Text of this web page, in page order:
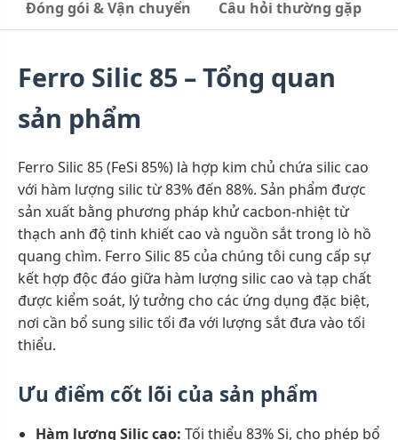
Đóng gói & Vận chuyển Câu hỏi thường gặp
Ferro Silic 85 – Tổng quan
sản phẩm
Ferro Silic 85 (FeSi 85%) là hợp kim chủ chứa silic cao
với hàm lượng silic từ 83% đến 88%. Sản phẩm được
sản xuất bằng phương pháp khử cacbon-nhiệt từ
thạch anh độ tinh khiết cao và nguồn sắt trong lò hồ
quang chìm. Ferro Silic 85 của chúng tôi cung cấp sự
kết hợp độc đáo giữa hàm lượng silic cao và tạp chất
được kiểm soát, lý tưởng cho các ứng dụng đặc biệt,
nơi cần bổ sung silic tối đa với lượng sắt đưa vào tối
thiểu.
Ưu điểm cốt lõi của sản phẩm
Hàm lượng Silic cao: Tối thiểu 83% Si, cho phép bổ